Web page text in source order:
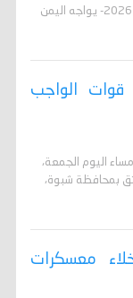
غروندبرغ، بشأن الوضع في اليمن عمّان، 7 آبأغسطس 2026- يواجه اليمن
الواجب
اليوم الجمعة،
بمحافظة شبوة،
معسكرات